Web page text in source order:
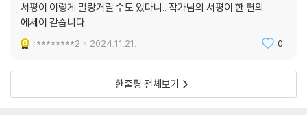
서평이 이렇게 말랑거릴 수도 있다니.. 작가님의 서평이 한 편의
에세이 같습니다.
r********2 2024.11.21. 0
한줄평 전체보기